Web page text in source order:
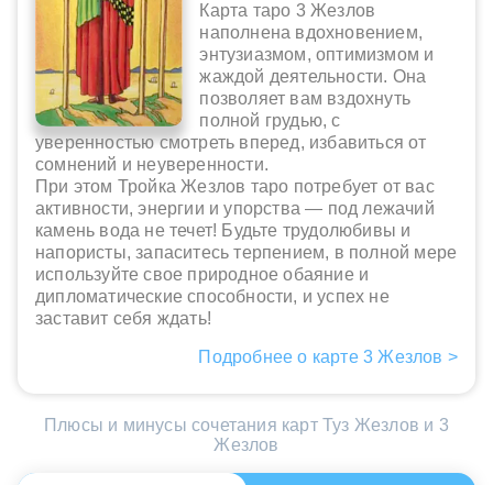
Карта таро 3 Жезлов
наполнена вдохновением,
энтузиазмом, оптимизмом и
жаждой деятельности. Она
позволяет вам вздохнуть
полной грудью, с
уверенностью смотреть вперед, избавиться от
сомнений и неуверенности.
При этом Тройка Жезлов таро потребует от вас
активности, энергии и упорства — под лежачий
камень вода не течет! Будьте трудолюбивы и
напористы, запаситесь терпением, в полной мере
используйте свое природное обаяние и
дипломатические способности, и успех не
заставит себя ждать!
Подробнее о карте 3 Жезлов >
Плюсы и минусы сочетания карт Туз Жезлов и 3
Жезлов